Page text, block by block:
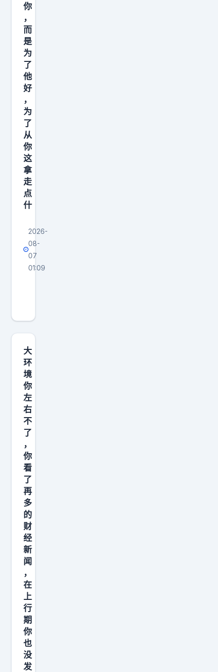
为
讲
的
是
对
方
会
不
会
赚
钱
做
饭
带
孩
子
你
，
而
是
为
了
他
好
，
为
了
从
你
这
拿
走
点
什
2026-
08-
07
01:09
来
到
你
身
边
不
是
为
了
你
好
，
也
不
是
为
了
照
顾
你
，
而
是
为
了
他
大
环
境
你
左
右
不
了
，
你
看
了
再
多
的
财
经
新
闻
，
在
上
行
期
你
也
没
发